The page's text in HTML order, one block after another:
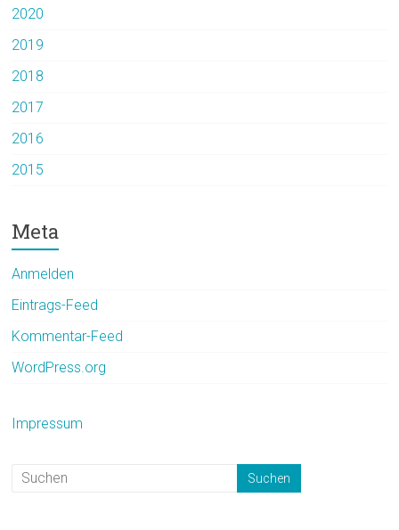
2020
2019
2018
2017
2016
2015
Meta
Anmelden
Eintrags-Feed
Kommentar-Feed
WordPress.org
Impressum